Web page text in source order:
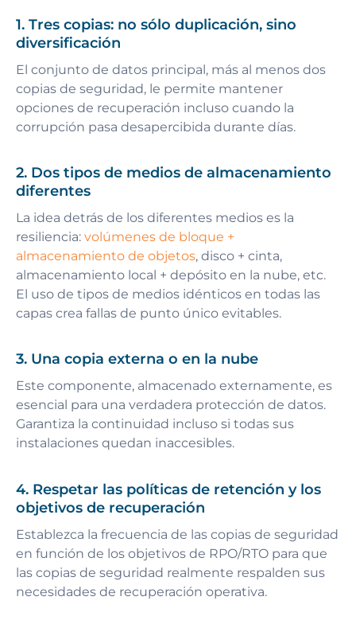
1. Tres copias: no sólo duplicación, sino
diversificación
El conjunto de datos principal, más al menos dos
copias de seguridad, le permite mantener
opciones de recuperación incluso cuando la
corrupción pasa desapercibida durante días.
2. Dos tipos de medios de almacenamiento
diferentes
La idea detrás de los diferentes medios es la
resiliencia: volúmenes de bloque +
almacenamiento de objetos, disco + cinta,
almacenamiento local + depósito en la nube, etc.
El uso de tipos de medios idénticos en todas las
capas crea fallas de punto único evitables.
3. Una copia externa o en la nube
Este componente, almacenado externamente, es
esencial para una verdadera protección de datos.
Garantiza la continuidad incluso si todas sus
instalaciones quedan inaccesibles.
4. Respetar las políticas de retención y los
objetivos de recuperación
Establezca la frecuencia de las copias de seguridad
en función de los objetivos de RPO/RTO para que
las copias de seguridad realmente respalden sus
necesidades de recuperación operativa.